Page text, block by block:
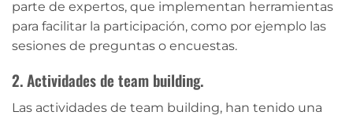
parte de expertos, que implementan herramientas
para facilitar la participación, como por ejemplo las
sesiones de preguntas o encuestas.
2. Actividades de team building.
Las actividades de team building, han tenido una